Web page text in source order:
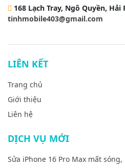
168 Lạch Tray, Ngô Quyền, Hải
tinhmobile403@gmail.com
LIÊN KẾT
Trang chủ
Giới thiệu
Liên hệ
DỊCH VỤ MỚI
Sửa iPhone 16 Pro Max mất